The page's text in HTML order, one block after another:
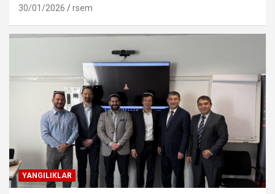
30/01/2026 rsem
YANGILIKLAR